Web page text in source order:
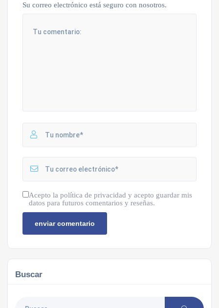
Su correo electrónico está seguro con nosotros.
Acepto la política de privacidad y acepto guardar mis
datos para futuros comentarios y reseñas.
Buscar